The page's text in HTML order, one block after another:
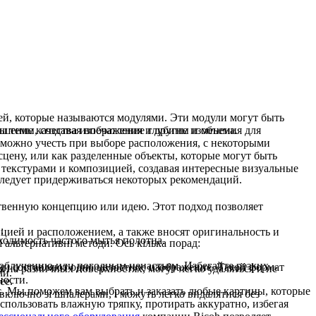
которые называются модулями. Эти модули могут быть
темы, создавая впечатление глубины и объема.
или как разделенные объекты, которые могут быть
и композицией, создавая интересные визуальные
концепцию или идею. Этот подход позволяет
и расположением, а также вносят оригинальность и
качества изображения и другие изменения для
учесть при выборе расположения, с некоторыми
придерживаться некоторых рекомендаций.
частого мытья полотна.
или погодным ненастьям. Избегайте резких
влажную тряпку, протирать аккуратно, избегая
различных поверхностях, могут легко удаляться и не
методи. Ось кілька порад:
зі шпалерами, і можуть легко видалятися без
составляют одно целостное изображение. Такой формат
Мы поможем вам выбрать и заказать любые картины, которые